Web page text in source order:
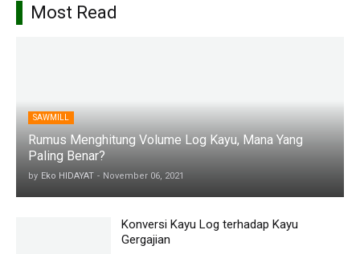
Most Read
SAWMILL
Rumus Menghitung Volume Log Kayu, Mana Yang
Paling Benar?
by Eko HIDAYAT - November 06, 2021
Konversi Kayu Log terhadap Kayu
Gergajian